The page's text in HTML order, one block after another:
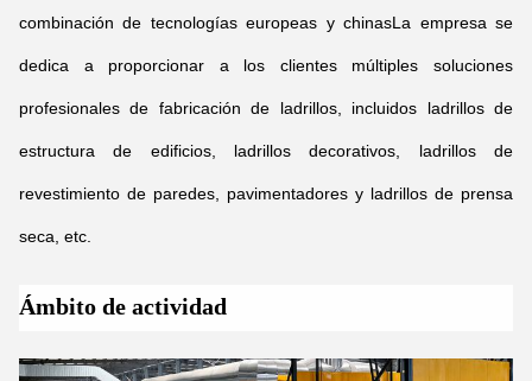
combinación de tecnologías europeas y chinasLa empresa se
dedica a proporcionar a los clientes múltiples soluciones
profesionales de fabricación de ladrillos, incluidos ladrillos de
estructura de edificios, ladrillos decorativos, ladrillos de
revestimiento de paredes, pavimentadores y ladrillos de prensa
seca, etc.
Ámbito de actividad